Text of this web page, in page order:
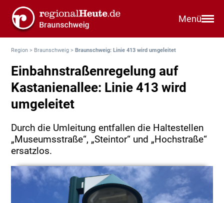
Menü
Region > Braunschweig >Braunschweig: Linie 413 wird umgeleitet
Einbahnstraßenregelung auf
Kastanienallee: Linie 413 wird
umgeleitet
Durch die Umleitung entfallen die Haltestellen
„Museumsstraße“, „Steintor“ und „Hochstraße“
ersatzlos.